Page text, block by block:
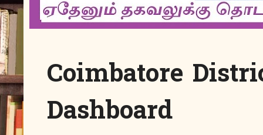
Coimbatore
Dashboard